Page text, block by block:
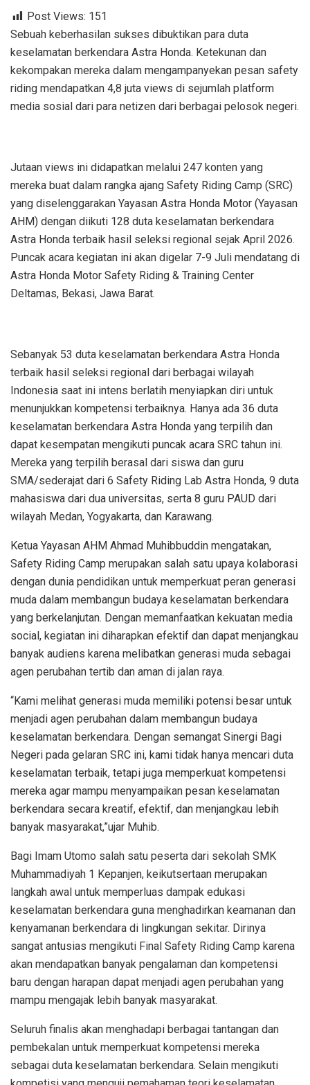
Post Views: 151
Sebuah keberhasilan sukses dibuktikan para duta
keselamatan berkendara Astra Honda. Ketekunan dan
kekompakan mereka dalam mengampanyekan pesan safety
riding mendapatkan 4,8 juta views di sejumlah platform
media sosial dari para netizen dari berbagai pelosok negeri.
Jutaan views ini didapatkan melalui 247 konten yang
mereka buat dalam rangka ajang Safety Riding Camp (SRC)
yang diselenggarakan Yayasan Astra Honda Motor (Yayasan
AHM) dengan diikuti 128 duta keselamatan berkendara
Astra Honda terbaik hasil seleksi regional sejak April 2026.
Puncak acara kegiatan ini akan digelar 7-9 Juli mendatang di
Astra Honda Motor Safety Riding & Training Center
Deltamas, Bekasi, Jawa Barat.
Sebanyak 53 duta keselamatan berkendara Astra Honda
terbaik hasil seleksi regional dari berbagai wilayah
Indonesia saat ini intens berlatih menyiapkan diri untuk
menunjukkan kompetensi terbaiknya. Hanya ada 36 duta
keselamatan berkendara Astra Honda yang terpilih dan
dapat kesempatan mengikuti puncak acara SRC tahun ini.
Mereka yang terpilih berasal dari siswa dan guru
SMA/sederajat dari 6 Safety Riding Lab Astra Honda, 9 duta
mahasiswa dari dua universitas, serta 8 guru PAUD dari
wilayah Medan, Yogyakarta, dan Karawang.
Ketua Yayasan AHM Ahmad Muhibbuddin mengatakan,
Safety Riding Camp merupakan salah satu upaya kolaborasi
dengan dunia pendidikan untuk memperkuat peran generasi
muda dalam membangun budaya keselamatan berkendara
yang berkelanjutan. Dengan memanfaatkan kekuatan media
social, kegiatan ini diharapkan efektif dan dapat menjangkau
banyak audiens karena melibatkan generasi muda sebagai
agen perubahan tertib dan aman di jalan raya.
“Kami melihat generasi muda memiliki potensi besar untuk
menjadi agen perubahan dalam membangun budaya
keselamatan berkendara. Dengan semangat Sinergi Bagi
Negeri pada gelaran SRC ini, kami tidak hanya mencari duta
keselamatan terbaik, tetapi juga memperkuat kompetensi
mereka agar mampu menyampaikan pesan keselamatan
berkendara secara kreatif, efektif, dan menjangkau lebih
banyak masyarakat,”ujar Muhib.
Bagi Imam Utomo salah satu peserta dari sekolah SMK
Muhammadiyah 1 Kepanjen, keikutsertaan merupakan
langkah awal untuk memperluas dampak edukasi
keselamatan berkendara guna menghadirkan keamanan dan
kenyamanan berkendara di lingkungan sekitar. Dirinya
sangat antusias mengikuti Final Safety Riding Camp karena
akan mendapatkan banyak pengalaman dan kompetensi
baru dengan harapan dapat menjadi agen perubahan yang
mampu mengajak lebih banyak masyarakat.
Seluruh finalis akan menghadapi berbagai tantangan dan
pembekalan untuk memperkuat kompetensi mereka
sebagai duta keselamatan berkendara. Selain mengikuti